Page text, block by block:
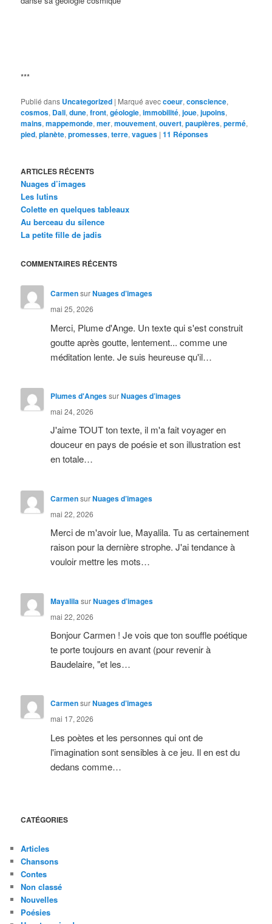
***
Publié dans Uncategorized | Marqué aveccoeur,conscience,
cosmos, Dali,dune,front,géologie,immobilité,joue,jupoins,
mains,mappemonde,mer,mouvement,ouvert,paupières,permé,
pied,planète,promesses,terre,vagues |11 Réponses
ARTICLES RÉCENTS
Nuages d’images
Les lutins
Colette en quelques tableaux
Au berceau du silence
La petite fille de jadis
COMMENTAIRES RÉCENTS
CarmensurNuages d’images
mai 25, 2026
Merci, Plume d'Ange. Un texte qui s'est construit
goutte après goutte, lentement... comme une
méditation lente. Je suis heureuse qu'il…
Plumes d'AngessurNuages d’images
mai 24, 2026
J'aime TOUT ton texte, il m'a fait voyager en
douceur en pays de poésie et son illustration est
en totale…
CarmensurNuages d’images
mai 22, 2026
Merci de m'avoir lue, Mayalila. Tu as certainement
raison pour la dernière strophe. J'ai tendance à
vouloir mettre les mots…
Mayalila surNuages d’images
mai 22, 2026
Bonjour Carmen ! Je vois que ton souffle poétique
te porte toujours en avant (pour revenir à
Baudelaire, "et les…
CarmensurNuages d’images
mai 17, 2026
Les poètes et les personnes qui ont de
l'imagination sont sensibles à ce jeu. Il en est du
dedans comme…
CATÉGORIES
Articles
Chansons
Contes
Non classé
Nouvelles
Poésies